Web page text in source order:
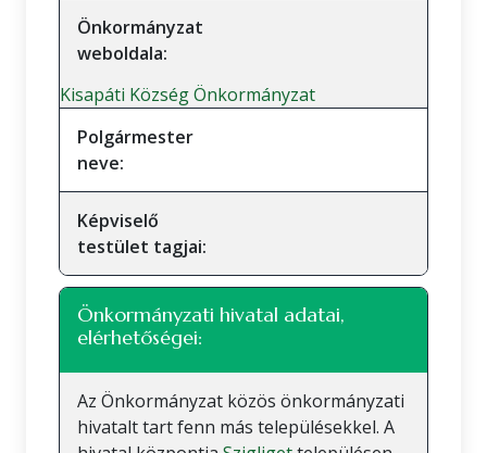
Önkormányzat
weboldala:
Kisapáti Község Önkormányzat
Polgármester
neve:
Képviselő
testület tagjai:
Önkormányzati hivatal adatai,
elérhetőségei:
Az Önkormányzat közös önkormányzati
hivatalt tart fenn más településekkel. A